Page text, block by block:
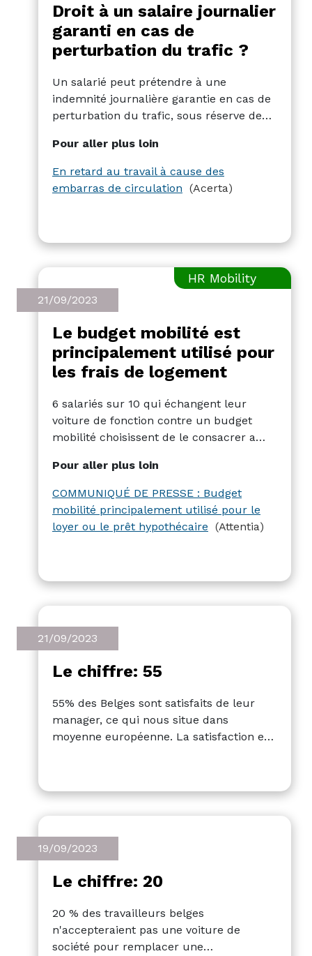
Droit à un salaire journalier
garanti en cas de
perturbation du trafic ?
Un salarié peut prétendre à une
indemnité journalière garantie en cas de
perturbation du trafic, sous réserve de
circonstances imprévues sur la route
indépendantes de la volonté du
collaborateur. Toutefois, si le retard est
annoncés, il ne s'agit pas d'un cas de
force majeure.
Pour aller plus loin
En retard au travail à cause des
embarras de circulation (Acerta)
HR Mobility
21/09/2023
Le budget mobilité est
principalement utilisé pour
les frais de logement
6 salariés sur 10 qui échangent leur
voiture de fonction contre un budget
mobilité choisissent de le consacrer a
prêt hypothécaire. 4 sur 10 le consacrent
à des solutions de mobilité à proprement
parler telles que le vélo ou le train. Au
cours du premier semestre de cette
Pour aller plus loin
COMMUNIQUÉ DE PRESSE : Budget
mobilité principalement utilisé pour le
loyer ou le prêt hypothécaire (Attentia)
21/09/2023
Le chiffre: 55
55% des Belges sont satisfaits de leur
manager, ce qui nous situe dans
moyenne européenne. La satisfaction est
moins un jour par semaine, ce qui
représente une augmentation par
rapport à l'année dernière.
19/09/2023
Le chiffre: 20
20 % des travailleurs belges
n'accepteraient pas une voiture de
société pour remplacer une